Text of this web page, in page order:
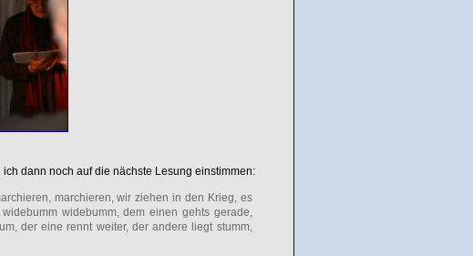
ich dann noch auf die nächste Lesung einstimmen:
marchieren, wir ziehen in den Krieg, es
widebumm, dem einen gehts gerade,
der eine rennt weiter, der andere liegt stumm,